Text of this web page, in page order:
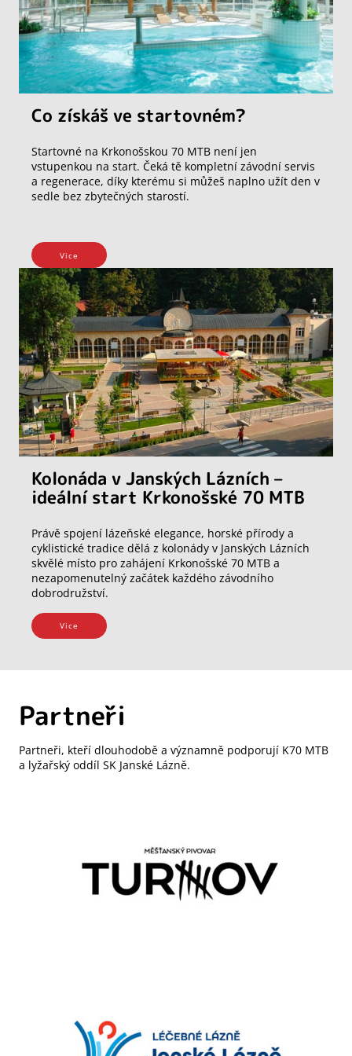
Co získáš ve startovném?
Startovné na Krkonošskou 70 MTB není jen
vstupenkou na start. Čeká tě kompletní závodní servis
a regenerace, díky kterému si můžeš naplno užít den v
sedle bez zbytečných starostí.
Vice
Kolonáda v Janských Lázních –
ideální start Krkonošské 70 MTB
Právě spojení lázeňské elegance, horské přírody a
cyklistické tradice dělá z kolonády v Janských Lázních
skvělé místo pro zahájení Krkonošské 70 MTB a
nezapomenutelný začátek každého závodního
dobrodružství.
Vice
Partneři
Partneři, kteří dlouhodobě a významně podporují K70 MTB
a lyžařský oddíl SK Janské Lázně.